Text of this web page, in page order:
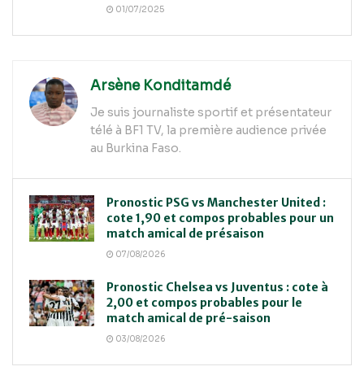
01/07/2025
Arsène Konditamdé
Je suis journaliste sportif et présentateur
télé à BF1 TV, la première audience privée
au Burkina Faso.
Pronostic PSG vs Manchester United :
cote 1,90 et compos probables pour un
match amical de présaison
07/08/2026
Pronostic Chelsea vs Juventus : cote à
2,00 et compos probables pour le
match amical de pré-saison
03/08/2026